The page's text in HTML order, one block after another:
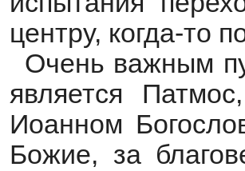
центру, когда-то
Очень важным
является
Иоанном
Божие, за